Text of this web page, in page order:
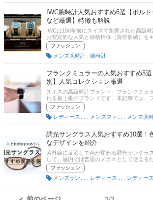
IWC腕時計人気おすすめ6選【ポル
など厳選】特徴も解説
IWCは150年前にスイスで創業された高級
お安定的な人気と価格推移（資産価値）を
す。ここでは、元『monoマガジン』編集
厳選したIWC腕時計のおすすめと選び方の
通販サイトの最新人気ランキングも掲載し
コミもチェックしてみてください。
ファッション
メンズ腕時計
腕時計
フランクミュラーの人気おすすめ5
別】人気コレクション厳選
スイスの高級時計ブランド、フランクミュ
れる最上級のブランドです。本記事では、
やおすすめ商品をご紹介。トノウカーベッ
ヴァンガードなど上品なものや個性的なも
がたくさんありますので、ぜひ参考にして
ファッション
メンズ腕
調光サングラス人気おすすめ10選！
なデザインを紹介
紫外線に反応して色が変わる調光サングラ
して、屋内では普通のメガネとして使える
を兼ね備えていると話題になっています！
いろいろなメーカー・ブランドから販売さ
ってしまいますよね。そこで本記事では、
調光レンズの特徴や購入前に押さえておき
サングラスで人気のオークリー、お手頃価
ファッション